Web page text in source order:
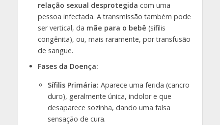
relação sexual desprotegida com uma
pessoa infectada. A transmissão também pode
ser vertical, da mãe para o bebê (sífilis
congênita), ou, mais raramente, por transfusão
de sangue.
Fases da Doença:
Sífilis Primária: Aparece uma ferida (cancro
duro), geralmente única, indolor e que
desaparece sozinha, dando uma falsa
sensação de cura.